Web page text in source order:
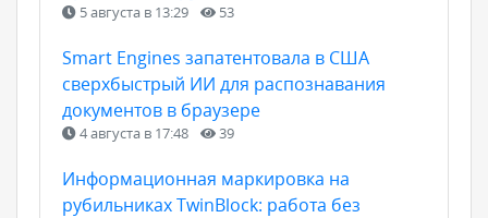
5 августа в 13:29 53
Smart Engines запатентовала в США
сверхбыстрый ИИ для распознавания
документов в браузере
4 августа в 17:48 39
Информационная маркировка на
рубильниках TwinBlock: работа без